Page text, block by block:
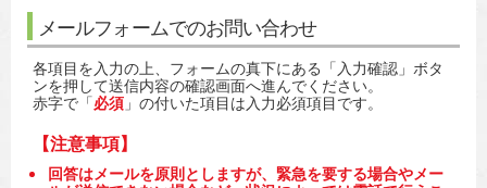
メールフォームでのお問い合わせ
各項目を入力の上、フォームの真下にある「入力確認」ボタ
ンを押して送信内容の確認画面へ進んでください。
赤字で「必須 」の付いた項目は入力必須項目です。
【注意事項】
回答はメールを原則としますが、緊急を要する場合やメー